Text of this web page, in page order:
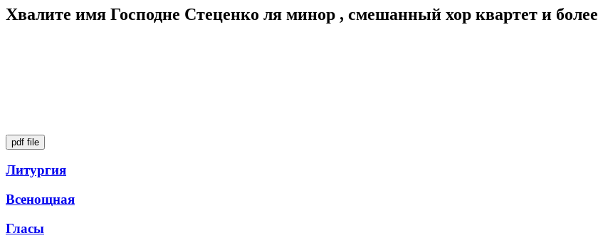
Хвалите имя Господне Стеценко ля минор , смешанный хор квартет и более
pdf file
Литургия
Всенощная
Гласы